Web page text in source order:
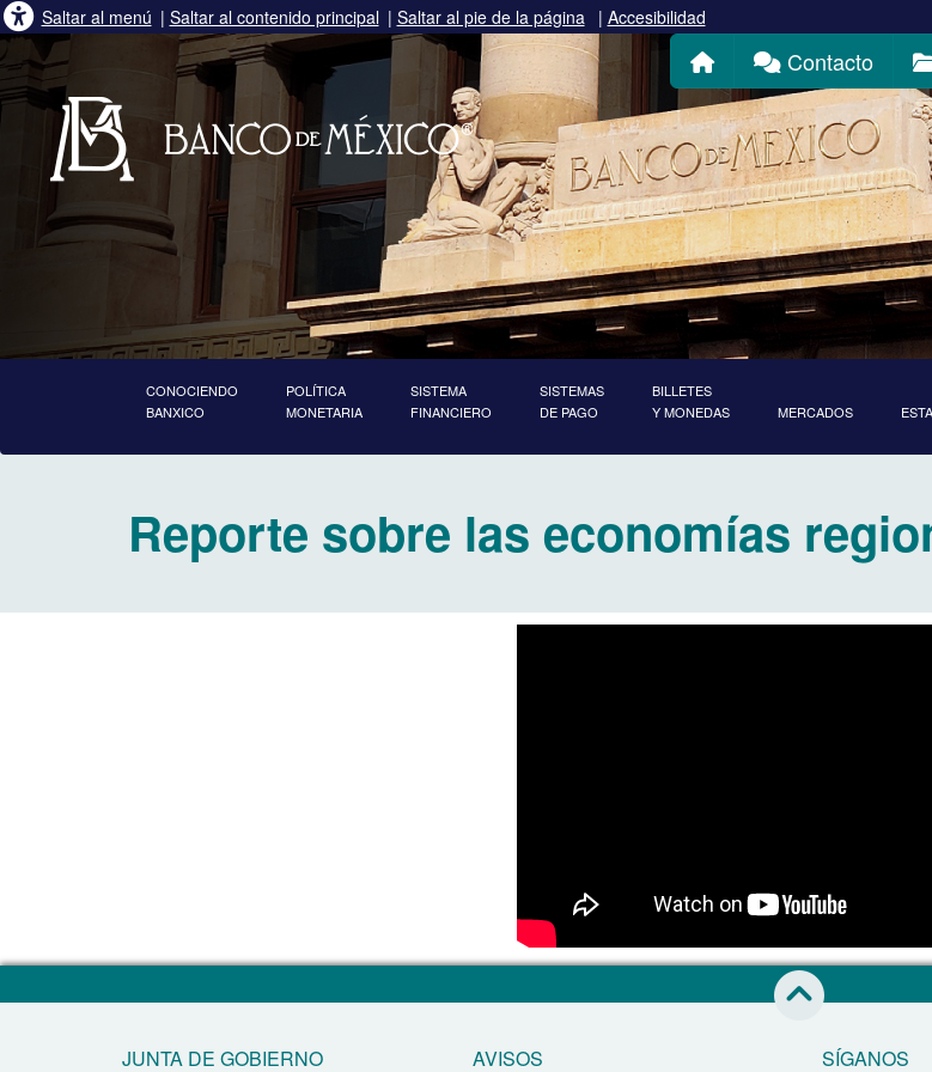
Saltar al menú | Saltar al contenido principal | Saltar al pie de la página | Accesibilidad
Inicio Contacto
CONOCIENDO
BANXICO
POLÍTICA
MONETARIA
SISTEMA
FINANCIERO
SISTEMAS
DE PAGO
BILLETES
Y MONEDAS
MERCADOS
Reporte sobre las economías
JUNTA DE GOBIERNO AVISOS SÍGANOS